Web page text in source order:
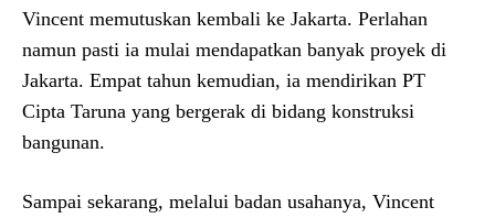
Vincent memutuskan kembali ke Jakarta. Perlahan
namun pasti ia mulai mendapatkan banyak proyek di
Jakarta. Empat tahun kemudian, ia mendirikan PT
Cipta Taruna yang bergerak di bidang konstruksi
bangunan.
Sampai sekarang, melalui badan usahanya, Vincent